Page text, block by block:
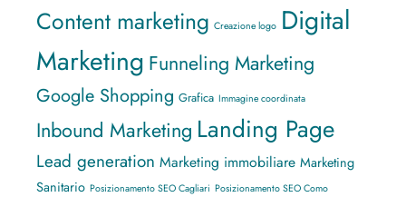
Content marketing Creazione logo Digital
Marketing Funneling Marketing
Google Shopping Grafica Immagine coordinata
Inbound Marketing Landing Page
Lead generation Marketing immobiliare Marketing
Sanitario Posizionamento SEO Cagliari Posizionamento SEO Como